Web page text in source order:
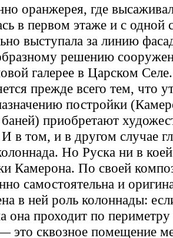
оранжерея, где
в первом этаже и с одной
выступала за линию
решению
галерее в Царском
прежде всего тем, что
постройки
приобретают
И в том, и в другом случае
Но Руска ни в
Камерона. По своей
самостоятельна и
в ней роль колоннады:
она проходит по периметру
это сквозное помещение